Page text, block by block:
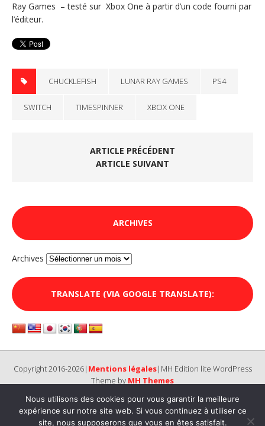
Ray Games – testé sur Xbox One à partir d’un code fourni par
l’éditeur.
CHUCKLEFISH LUNAR RAY GAMES PS4
SWITCH TIMESPINNER XBOX ONE
ARTICLE PRÉCÉDENT
ARTICLE SUIVANT
ARCHIVES
Archives
TRANSLATE (VIA GOOGLE TRANSLATE):
Copyright 2016-2026| Mentions légales|MH Edition lite WordPress
Theme by MH Themes
Nous utilisons des cookies pour vous garantir la meilleure
expérience sur notre site web. Si vous continuez à utiliser ce
site, nous supposerons que vous en êtes satisfait.